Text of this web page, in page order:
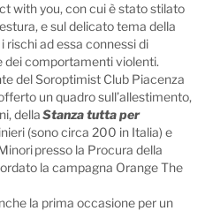
with you, con cui è stato stilato
e sul delicato tema della
rischi ad essa connessi di
dei comportamenti violenti.
del Soroptimist Club Piacenza
un quadro sull’allestimento,
dellaStanza tutta per
(sono circa 200 in Italia) e
presso la Procura della
la campagna Orange The
la prima occasione per un